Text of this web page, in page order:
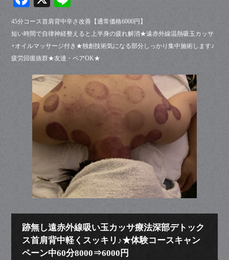
ce
bo
ok
ne
45分コース首肩背中辛さ改善【通常価格6000円】
短い時間で自律神経整えると上半身の疲れ解消★遠赤外線温熱吸玉カッサ
+オイルマッサージ付き★独創技術気になる部分しっかり集中施術します♪
疲労回復抜群★友達・ペアOK★
跡無し遠赤外線吸い玉カッサ療法深部デトック
ス首肩背中軽くスッキリ♪★体験コースキャン
ペーン中60分8000⇒6000円